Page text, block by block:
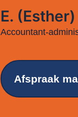
E.
Accountant-
Afspraak